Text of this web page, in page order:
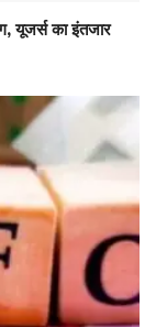
यूजर्स का इंतजार